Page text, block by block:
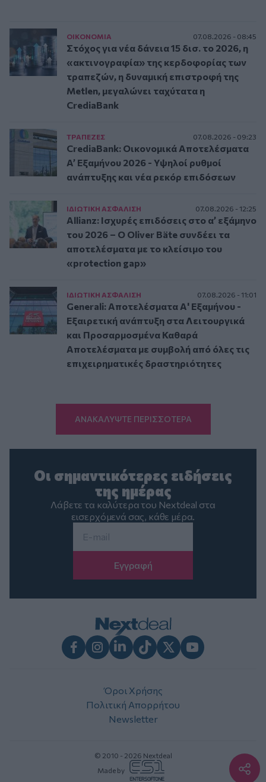
ΟΙΚΟΝΟΜΙΑ 07.08.2026 - 08:45
Στόχος για νέα δάνεια 15 δισ. το 2026, η
«ακτινογραφία» της κερδοφορίας των
τραπεζών, η δυναμική επιστροφή της
Metlen, μεγαλώνει ταχύτατα η
CrediaBank
ΤΡAΠΕΖΕΣ 07.08.2026 - 09:23
CrediaBank: Οικονομικά Αποτελέσματα
A’ Εξαμήνου 2026 - Υψηλοί ρυθμοί
ανάπτυξης και νέα ρεκόρ επιδόσεων
ΙΔΙΩΤΙΚΗ ΑΣΦAΛΙΣΗ 07.08.2026 - 12:25
Allianz: Ισχυρές επιδόσεις στο α’ εξάμηνο
του 2026 – Ο Oliver Bäte συνδέει τα
αποτελέσματα με το κλείσιμο του
«protection gap»
ΙΔΙΩΤΙΚΗ ΑΣΦAΛΙΣΗ 07.08.2026 - 11:01
Generali: Αποτελέσματα Α' Εξαμήνου -
Εξαιρετική ανάπτυξη στα Λειτουργικά
και Προσαρμοσμένα Καθαρά
Αποτελέσματα με συμβολή από όλες τις
επιχειρηματικές δραστηριότητες
ΑΝΑΚΑΛΥΨΤΕ ΠΕΡΙΣΣΟΤΕΡΑ
Οι σημαντικότερες ειδήσεις
της ημέρας
Λάβετε τα καλύτερα του Nextdeal στα
εισερχόμενά σας, κάθε μέρα.
Όροι Χρήσης
Πολιτική Απορρήτου
Newsletter
© 2010 - 2026 Nextdeal
Made by